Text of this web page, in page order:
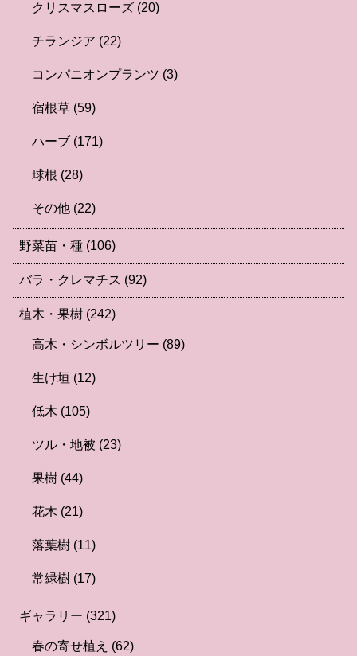
クリスマスローズ (20)
チランジア (22)
コンパニオンプランツ (3)
宿根草 (59)
ハーブ (171)
球根 (28)
その他 (22)
野菜苗・種 (106)
バラ・クレマチス (92)
植木・果樹 (242)
高木・シンボルツリー (89)
生け垣 (12)
低木 (105)
ツル・地被 (23)
果樹 (44)
花木 (21)
落葉樹 (11)
常緑樹 (17)
ギャラリー (321)
春の寄せ植え (62)